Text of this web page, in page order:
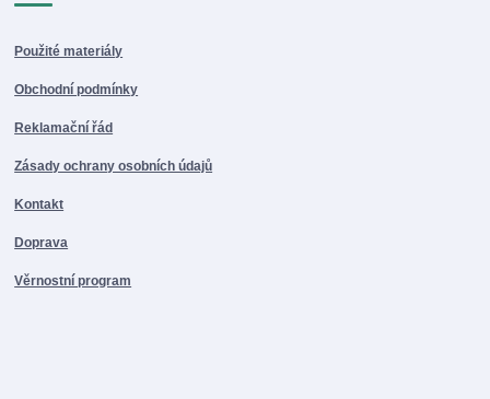
Použité materiály
Obchodní podmínky
Reklamační řád
Zásady ochrany osobních údajů
Kontakt
Doprava
Věrnostní program